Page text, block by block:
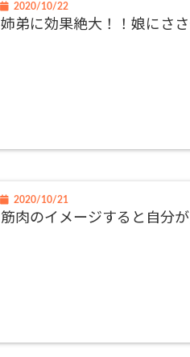
2020/10/22
姉弟に効果絶大！！娘にさ
2020/10/21
筋肉のイメージすると自分